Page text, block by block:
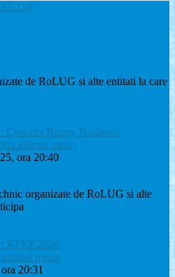
de RoLUG si alte entitati la care
Concurs Bunny Business
ultimul mesaj
ora 20:40
organizate de RoLUG si alte
RTXP 2026
mesaj
20:31